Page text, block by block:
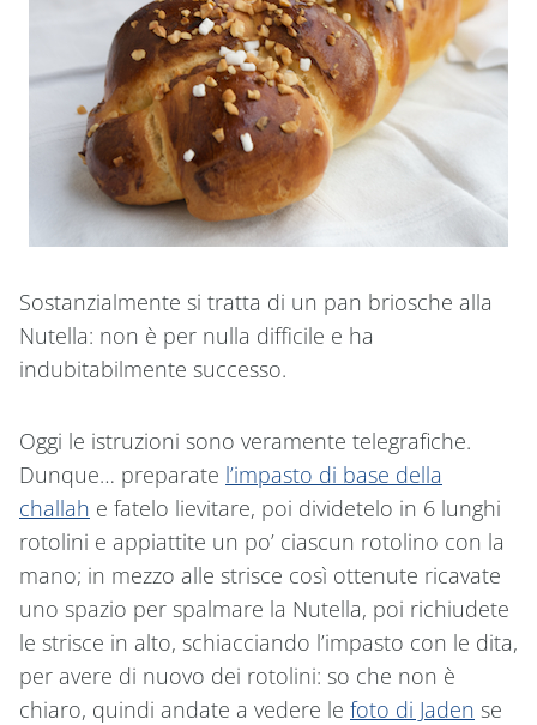
Sostanzialmente si tratta di un pan briosche alla
Nutella: non è per nulla difficile e ha
indubitabilmente successo.
Oggi le istruzioni sono veramente telegrafiche.
Dunque… preparate l’impasto di base della
challah e fatelo lievitare, poi dividetelo in 6 lunghi
rotolini e appiattite un po’ ciascun rotolino con la
mano; in mezzo alle strisce così ottenute ricavate
uno spazio per spalmare la Nutella, poi richiudete
le strisce in alto, schiacciando l’impasto con le dita,
per avere di nuovo dei rotolini: so che non è
chiaro, quindi andate a vedere le foto di Jaden se